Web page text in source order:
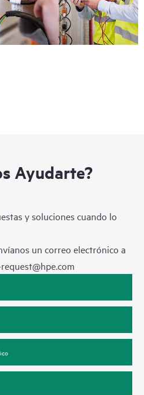
Ayudarte?
y soluciones cuando lo
un correo electrónico a